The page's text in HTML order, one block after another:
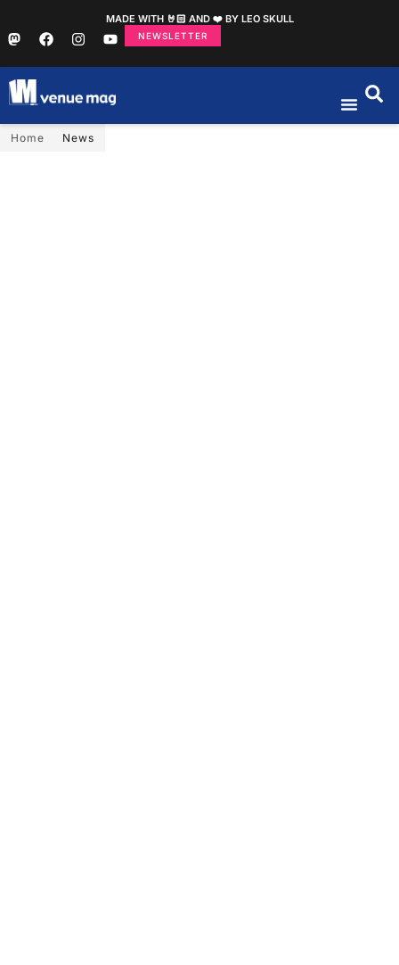
MADE WITH 🤘🏻 AND ❤️ BY LEO SKULL
NEWSLETTER
Home News